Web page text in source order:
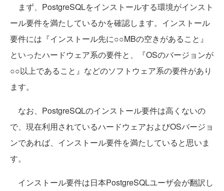
まず、PostgreSQLをインストールする環境がインスト
ール要件を満たしているかを確認します。インストール
要件には『インストール先に○○MBの空きがあること』
といったハードウェア系の要件と、『OSのバージョンが
○○以上であること』などのソフトウェア系の要件があり
ます。
なお、PostgreSQLのインストール要件は高くないの
で、現在利用されているハードウェアおよびOSバージョ
ンであれば、インストール要件を満たしていると思いま
す。
インストール要件は日本PostgreSQLユーザ会が翻訳し